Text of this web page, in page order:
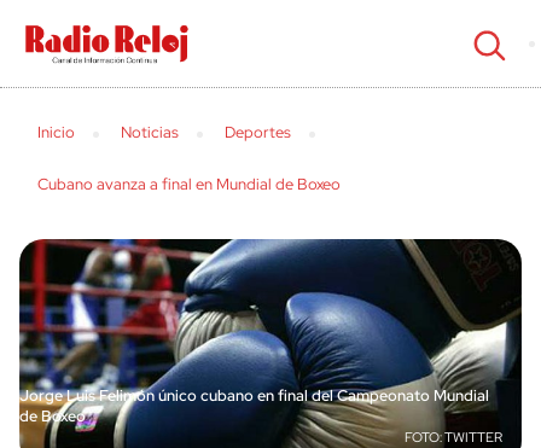
cerrar
Inicio Noticias Deportes
Cubano avanza a final en Mundial de Boxeo
Jorge Luis Felimón único cubano en final del Campeonato Mundial
de Boxeo
TWITTER